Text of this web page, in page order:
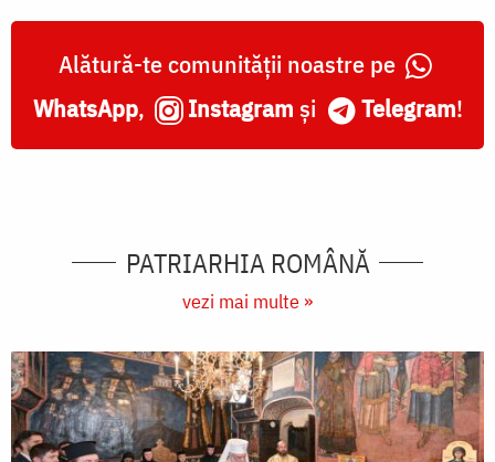
Alătură-te comunității noastre pe
WhatsApp, Instagram și Telegram!
PATRIARHIA ROMÂNĂ
vezi mai multe »